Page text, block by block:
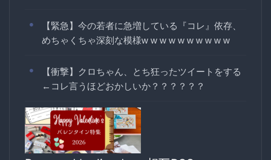
【緊急】今の若者に急増している『コレ』依存、
めちゃくちゃ深刻な模様w w w w w w w w w w
【衝撃】クロちゃん、とち狂ったツイートをする
←コレ言うほどおかしいか？？？？？？